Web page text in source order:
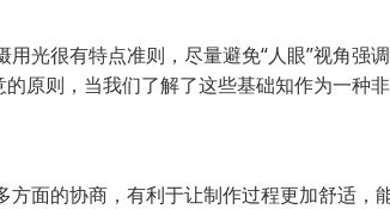
光很有特点准则，尽量避免“人眼”视角强
原则，当我们了解了这些基础知作为一种
面的协商，有利于让制作过程更加舒适，